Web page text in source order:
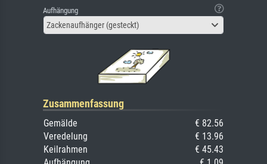
Aufhängung
Zackenaufhänger (gesteckt)
Zusammenfassung
Gemälde
€ 82.56
Veredelung
€ 13.96
Keilrahmen
€ 45.43